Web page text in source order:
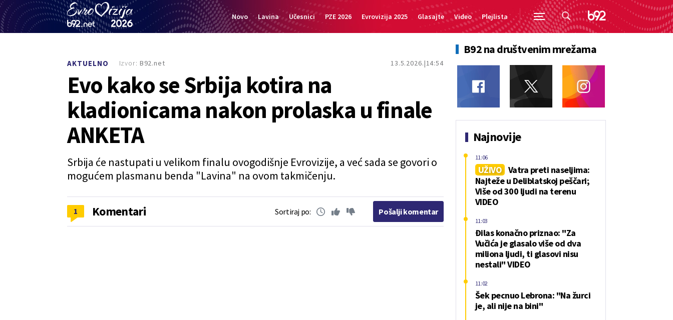
Novo Lavina Učesnici PZE 2026 Evrovizija 2025 Glasajte Video Plejlista
AKTUELNO 13.5.2026. 14:54
Evo kako se Srbija kotira na
kladionicama nakon prolaska u finale
ANKETA
Srbija će nastupati u velikom finalu ovogodišnje Evrovizije, a već sada se govori o
mogućem plasmanu benda "Lavina" na ovom takmičenju.
Izvor: B92.net
1 Komentari Sortiraj po: Pošalji komentar
B92 na društvenim mrežama
Najnovije
UŽIVO Vatra preti naseljima:
Najteže u Deliblatskoj peščari;
Više od 300 ljudi na terenu
VIDEO
11:06
Đilas konačno priznao: "Za
Vučića je glasalo više od dva
miliona ljudi, ti glasovi nisu
nestali" VIDEO
11:03
Šek pecnuo Lebrona: "Na žurci
je, ali nije na bini"
11:02